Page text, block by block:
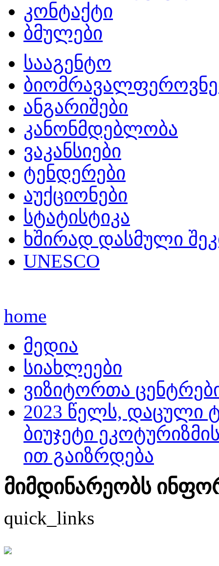
კონტაქტი
ბმულები
სააგენტო
ანგარიშები
კანონმდებლობა
ვაკანსიები
ტენდერები
აუქციონები
სტატისტიკა
ხშირად დასმული
UNESCO
home
მედია
სიახლეები
ვიზიტორთა
2023 წელს, დაცული
ბიუჯეტი
ით გაიზრდება
მიმდინარეობს
quick_links